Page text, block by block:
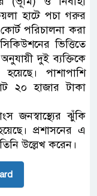
হাটে পচা গরুর
পরিচালনা করা
ভিত্তিতে
দুই ব্যক্তিকে
পাশাপাশি
২০ হাজার টাকা
জনস্বাস্থ্যের ঝুঁকি
প্রশাসনের এ
উল্লেখ করেন।